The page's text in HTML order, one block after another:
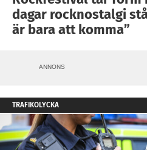
dagar rocknostalgi
är bara att komma”
ANNONS
TRAFIKOLYCKA